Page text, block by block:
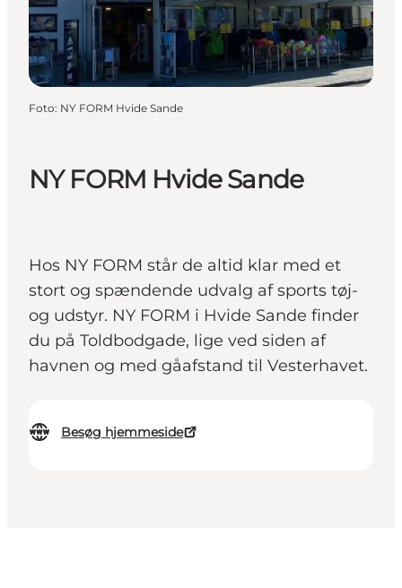
Planlæg din ferie
NY FORM Hvide Sande
Hos NY FORM står de altid klar med et
stort og spændende udvalg af sports tøj-
og udstyr. NY FORM i Hvide Sande finder
du på Toldbodgade, lige ved siden af
havnen og med gåafstand til Vesterhavet.
Besøg hjemmeside
Foto: NY FORM Hvide Sande